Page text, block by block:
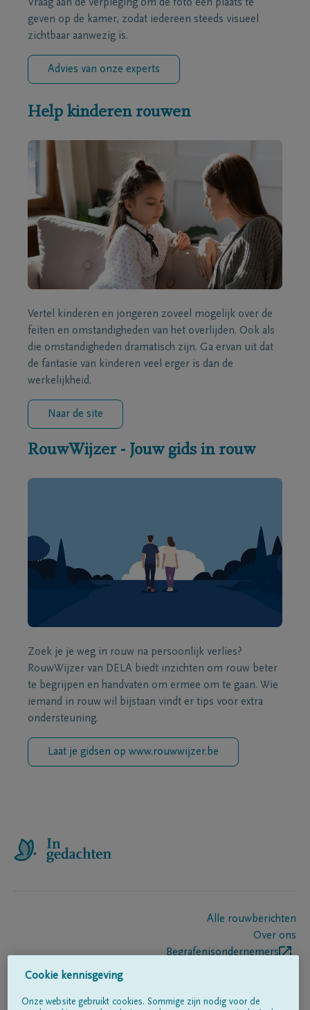
Vraag aan de verpleging om de foto een plaats te
geven op de kamer, zodat iedereen steeds visueel
zichtbaar aanwezig is.
Advies van onze experts
Help kinderen rouwen
Vertel kinderen en jongeren zoveel mogelijk over de
feiten en omstandigheden van het overlijden. Ook als
die omstandigheden dramatisch zijn. Ga ervan uit dat
de fantasie van kinderen veel erger is dan de
werkelijkheid.
Naar de site
RouwWijzer - Jouw gids in rouw
Zoek je je weg in rouw na persoonlijk verlies?
RouwWijzer van DELA biedt inzichten om rouw beter
te begrijpen en handvaten om ermee om te gaan. Wie
iemand in rouw wil bijstaan vindt er tips voor extra
ondersteuning.
Laat je gidsen op www.rouwwijzer.be
Alle rouwberichten
Over ons
Begrafenisondernemers
Cookie kennisgeving
Onze website gebruikt cookies. Sommige zijn nodig voor de